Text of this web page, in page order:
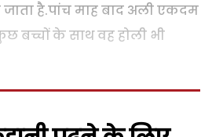
है.पांच माह बाद अली एकदम
बच्चों के साथ वह होली भी